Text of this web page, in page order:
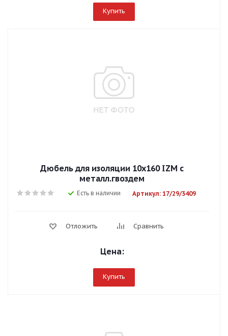
Купить
Дюбель для изоляции 10х160 IZM с
металл.гвоздем
Есть в наличии Артикул: 17/29/3409
Отложить Сравнить
Цена:
Купить